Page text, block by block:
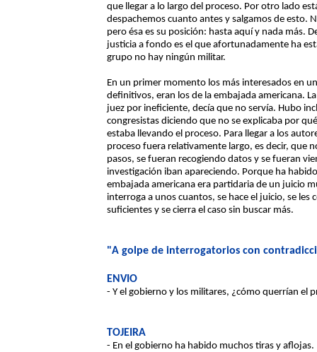
que llegar a lo largo del proceso. Por otro lado
despachemos cuanto antes y salgamos de esto.
pero ésa es su posición: hasta aquí y nada más.
justicia a fondo es el que afortunadamente ha
grupo no hay ningún militar.
En un primer momento los más interesados en
definitivos, eran los de la embajada americana.
juez por ineficiente, decía que no servía. Hubo
congresistas diciendo que no se explicaba por
estaba llevando el proceso. Para llegar a los
proceso fuera relativamente largo, es decir, que
pasos, se fueran recogiendo datos y se fueran
investigación iban apareciendo. Porque ha
embajada americana era partidaria de un juicio
interroga a unos cuantos, se hace el juicio, se
suficientes y se cierra el caso sin buscar más.
"A golpe de interrogatorios con
ENVIO
- Y el gobierno y los militares, ¿cómo querrían el
TOJEIRA
- En el gobierno ha habido muchos tiras y